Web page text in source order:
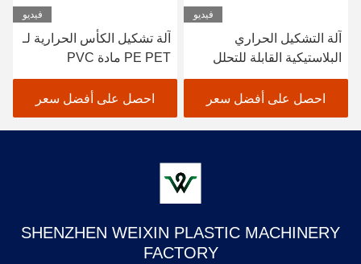
فيديو
آلة التشكيل الحراري
البلاستيكية القابلة للتحلل
عمق التشكيل القصوى
180mmاحصل على أفضل سعر
فيديو
آلة تشكيل الكأس الحرارية لـ
PE PET مادة PVC
احصل على أفضل سعر
SHENZHEN WEIXIN PLASTIC MACHINERY
FACTORY